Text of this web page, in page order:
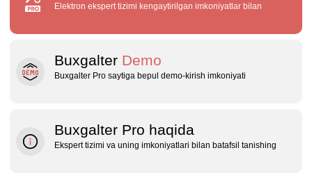
Elektron ekspert tizimi kengaytirilgan imkoniyatlar bilan
Buxgalter Demo
Buxgalter Pro saytiga bepul demo‑kirish imkoniyati
Buxgalter Pro haqida
Ekspert tizimi va uning imkoniyatlari bilan batafsil tanishing